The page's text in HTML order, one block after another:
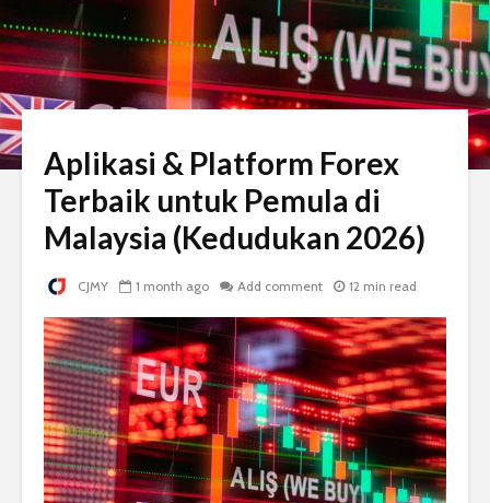
Aplikasi & Platform Forex
Terbaik untuk Pemula di
Malaysia (Kedudukan 2026)
CJMY 1 month ago Add comment 12 min read